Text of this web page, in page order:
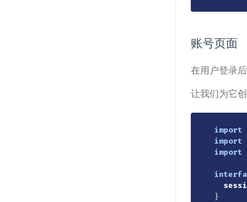
账号页面
在用户登录
让我们为它
import
import
import
}